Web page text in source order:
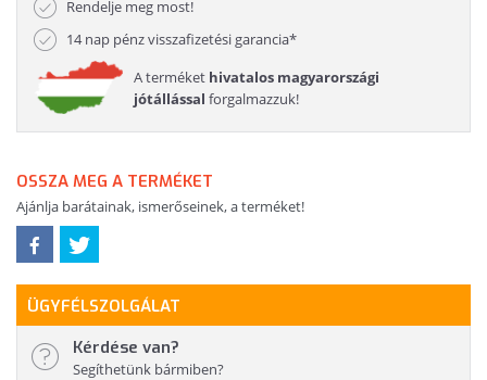
Rendelje meg most!
14 nap pénz visszafizetési garancia*
A terméket hivatalos magyarországi
jótállással forgalmazzuk!
OSSZA MEG A TERMÉKET
Ajánlja barátainak, ismerőseinek, a terméket!
ÜGYFÉLSZOLGÁLAT
Kérdése van?
Segíthetünk bármiben?